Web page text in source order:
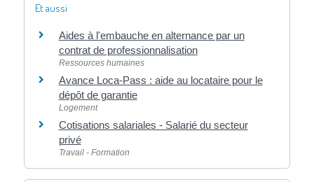
Et aussi
Aides à l'embauche en alternance par un
contrat de professionnalisation
Ressources humaines
Avance Loca-Pass : aide au locataire pour le
dépôt de garantie
Logement
Cotisations salariales - Salarié du secteur
privé
Travail - Formation